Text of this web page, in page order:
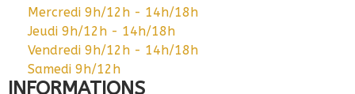
Mercredi 9h/12h - 14h/18h
Jeudi 9h/12h - 14h/18h
Vendredi 9h/12h - 14h/18h
Samedi 9h/12h
INFORMATIONS